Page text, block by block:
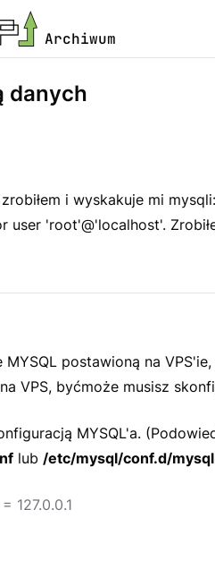
Archiwum
danych
i wyskakuje mi
user 'root'@'localhost'.
MYSQL postawioną na
VPS, byćmoże musisz
MYSQL'a.
lub /etc/mysql/conf.d/
127.0.0.1